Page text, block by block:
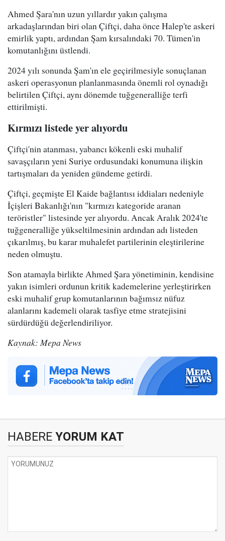
Ahmed Şara'nın uzun yıllardır yakın çalışma
arkadaşlarından biri olan Çiftçi, daha önce Halep'te askeri
emirlik yaptı, ardından Şam kırsalındaki 70. Tümen'in
komutanlığını üstlendi.
2024 yılı sonunda Şam'ın ele geçirilmesiyle sonuçlanan
askeri operasyonun planlanmasında önemli rol oynadığı
belirtilen Çiftçi, aynı dönemde tuğgeneralliğe terfi
ettirilmişti.
Kırmızı listede yer alıyordu
Çiftçi'nin atanması, yabancı kökenli eski muhalif
savaşçıların yeni Suriye ordusundaki konumuna ilişkin
tartışmaları da yeniden gündeme getirdi.
Çiftçi, geçmişte El Kaide bağlantısı iddiaları nedeniyle
İçişleri Bakanlığı'nın "kırmızı kategoride aranan
teröristler" listesinde yer alıyordu. Ancak Aralık 2024'te
tuğgeneralliğe yükseltilmesinin ardından adı listeden
çıkarılmış, bu karar muhalefet partilerinin eleştirilerine
neden olmuştu.
Son atamayla birlikte Ahmed Şara yönetiminin, kendisine
yakın isimleri ordunun kritik kademelerine yerleştirirken
eski muhalif grup komutanlarının bağımsız nüfuz
alanlarını kademeli olarak tasfiye etme stratejisini
sürdürdüğü değerlendiriliyor.
Kaynak: Mepa News
HABERE YORUM KAT